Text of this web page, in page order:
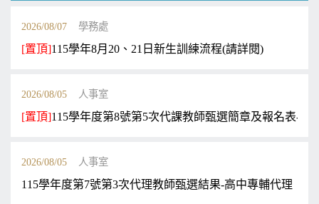
2026/08/07 學務處
[置頂]115學年8月20、21日新生訓練流程(請詳閱)
2026/08/05 人事室
[置頂]115學年度第8號第5次代課教師甄選簡章及報名表-高
2026/08/05 人事室
115學年度第7號第3次代理教師甄選結果-高中專輔代理